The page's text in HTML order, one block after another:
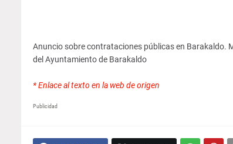
Anuncio sobre contrataciones públicas en Barakaldo.
del Ayuntamiento de Barakaldo
* Enlace al texto en la web de origen
Publicidad